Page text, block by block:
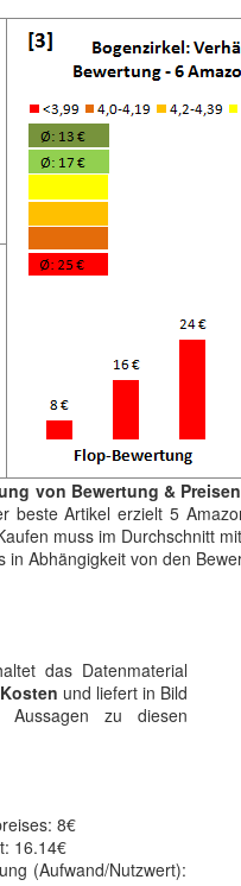
von Bewertung &
beste Artikel erzielt 5
muss im Durchschnitt
in Abhängigkeit von den
das Datenmaterial
und liefert in Bild
Aussagen zu diesen
8€
16.14€
(Aufwand/Nutzwert):